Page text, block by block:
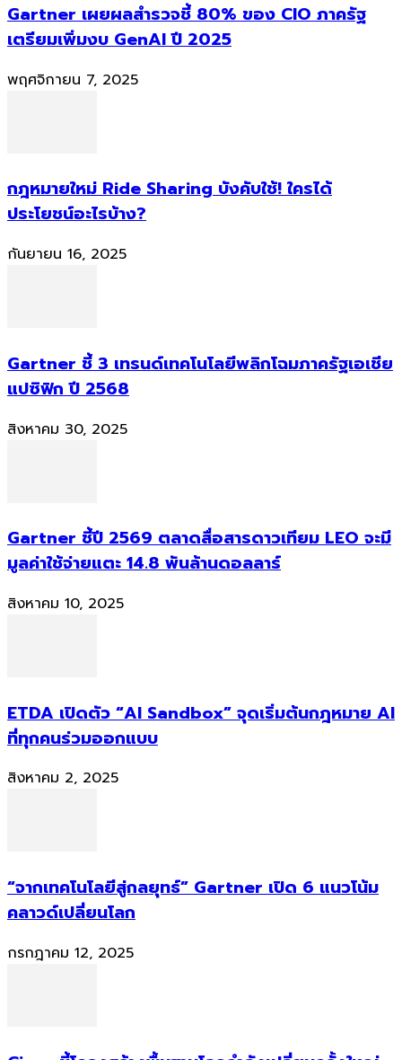
Gartner เผยผลสำรวจชี้ 80% ของ CIO ภาครัฐ
เตรียมเพิ่มงบ GenAI ปี 2025
พฤศจิกายน 7, 2025
กฎหมายใหม่ Ride Sharing บังคับใช้! ใครได้
ประโยชน์อะไรบ้าง?
กันยายน 16, 2025
Gartner ชี้ 3 เทรนด์เทคโนโลยีพลิกโฉมภาครัฐเอเชีย
แปซิฟิก ปี 2568
สิงหาคม 30, 2025
Gartner ชี้ปี 2569 ตลาดสื่อสารดาวเทียม LEO จะมี
มูลค่าใช้จ่ายแตะ 14.8 พันล้านดอลลาร์
สิงหาคม 10, 2025
ETDA เปิดตัว “AI Sandbox” จุดเริ่มต้นกฎหมาย AI
ที่ทุกคนร่วมออกแบบ
สิงหาคม 2, 2025
“จากเทคโนโลยีสู่กลยุทธ์” Gartner เปิด 6 แนวโน้ม
คลาวด์เปลี่ยนโลก
กรกฎาคม 12, 2025